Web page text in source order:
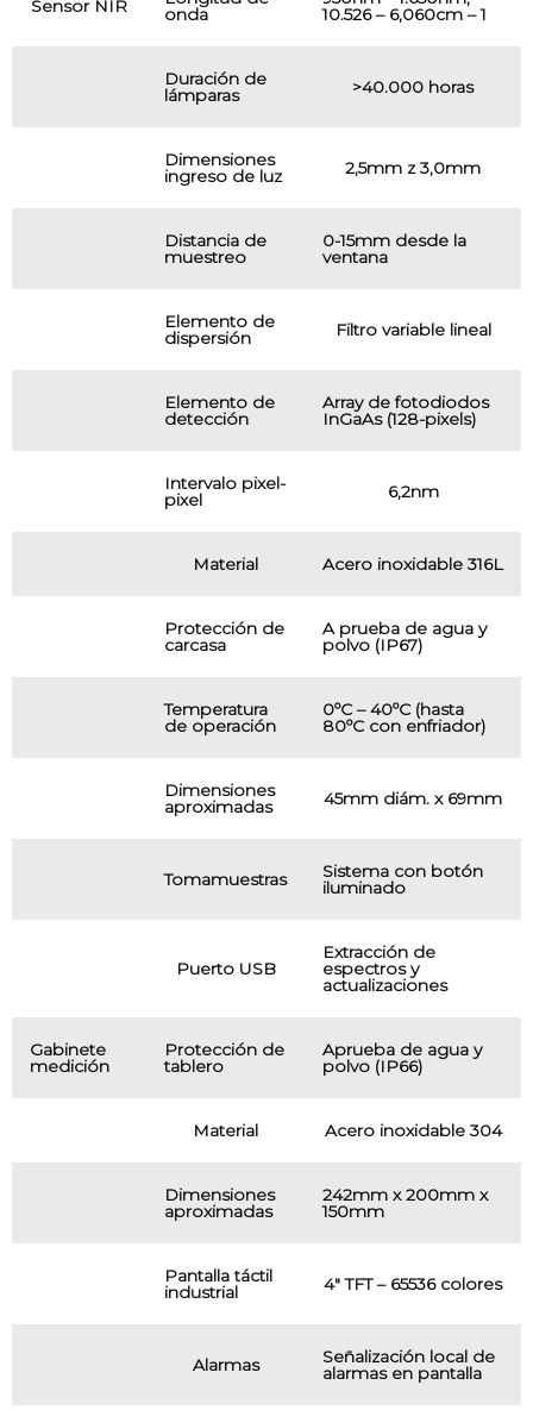
Sensor NIR onda 10.526 – 6,060cm – 1
Duración de
lámparas >40.000 horas
Dimensiones
ingreso de luz 2,5mm z 3,0mm
Distancia de
muestreo
0-15mm desde la
ventana
Elemento de
dispersión Filtro variable lineal
Elemento de
detección
Array de fotodiodos
InGaAs (128-pixels)
Intervalo pixel-
pixel 6,2nm
Material Acero inoxidable 316L
Protección de
carcasa
A prueba de agua y
polvo (IP67)
Temperatura
de operación
0ºC – 40ºC (hasta
80ºC con enfriador)
Dimensiones
aproximadas 45mm diám. x 69mm
Tomamuestras Sistema con botón
iluminado
Puerto USB
Extracción de
espectros y
actualizaciones
Gabinete
medición
Protección de
tablero
Aprueba de agua y
polvo (IP66)
Material Acero inoxidable 304
Dimensiones
aproximadas
242mm x 200mm x
150mm
Pantalla táctil
industrial 4″ TFT – 65536 colores
Alarmas Señalización local de
alarmas en pantalla